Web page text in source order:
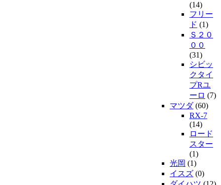
(14)
フリー
ド (1)
Ｓ２０
００
(31)
シビッ
クタイ
プRユ
ーロ (7)
マツダ(60)
RX-7
(14)
ロード
スター
(1)
光岡 (1)
イスズ (0)